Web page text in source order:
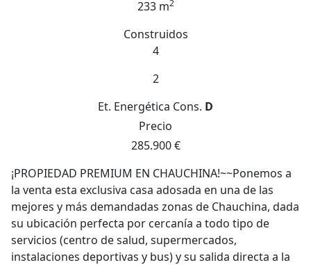
233 m2
Construidos
4
2
Et. Energética Cons. D
Precio
285.900 €
¡PROPIEDAD PREMIUM EN CHAUCHINA!~~Ponemos a
la venta esta exclusiva casa adosada en una de las
mejores y más demandadas zonas de Chauchina, dada
su ubicación perfecta por cercanía a todo tipo de
servicios (centro de salud, supermercados,
instalaciones deportivas y bus) y su salida directa a la